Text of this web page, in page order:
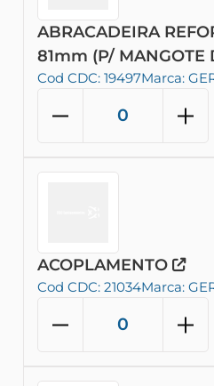
ABRACADEIRA
81mm (P/ MANGOTE
Cod CDC: 19497Marca:
ACOPLAMENTO
Cod CDC: 21034Marca: